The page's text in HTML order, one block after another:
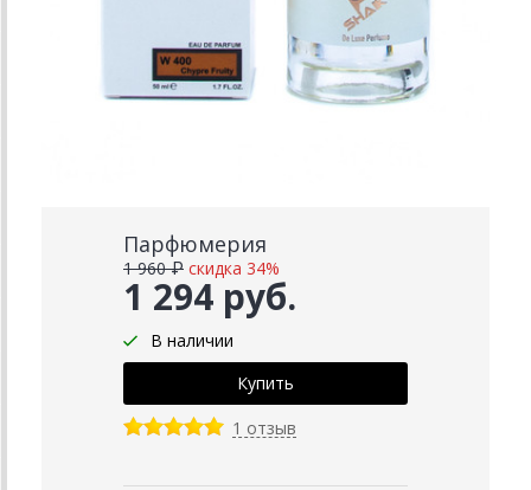
Парфюмерия
1 294 руб.
1 960 ₽ скидка 34%
В наличии
1 отзыв